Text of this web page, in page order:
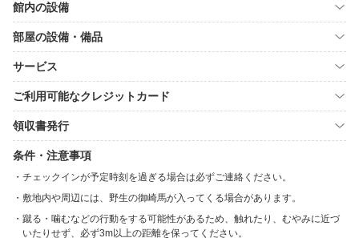
館内の設備
部屋の設備・備品
サービス
ご利用可能なクレジットカード
領収書発行
条件・注意事項
チェックインが予定時刻を過ぎる場合は必ずご連絡ください。
敷地内や周辺には、野生の御崎馬が入ってくる場合があります。
蹴る・噛むなどの行動をする可能性があるため、触れたり、むやみに近づ
いたりせず、必ず3m以上の距離を保ってください。